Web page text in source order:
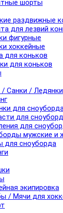
шорты
раздвижные
для лезвий
фигурные
хоккейные
для коньков
для коньков
Санки / Ледянки
для
для
для
мужские и
для сноуборда
экипировка
/ Мячи для